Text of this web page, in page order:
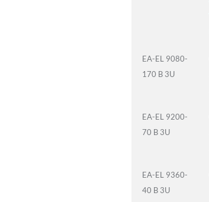
EA-EL 9080-
170 B 3U
EA-EL 9200-
70 B 3U
EA-EL 9360-
40 B 3U